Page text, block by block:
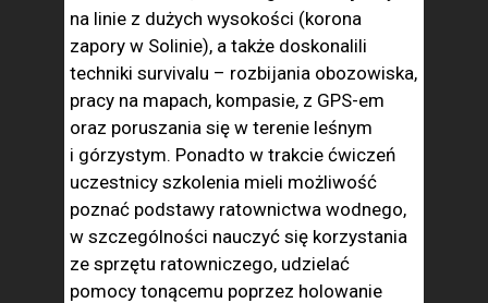
na linie z dużych wysokości (korona
zapory w Solinie), a także doskonalili
techniki survivalu – rozbijania obozowiska,
pracy na mapach, kompasie, z GPS-em
oraz poruszania się w terenie leśnym
i górzystym. Ponadto w trakcie ćwiczeń
uczestnicy szkolenia mieli możliwość
poznać podstawy ratownictwa wodnego,
w szczególności nauczyć się korzystania
ze sprzętu ratowniczego, udzielać
pomocy tonącemu poprzez holowanie